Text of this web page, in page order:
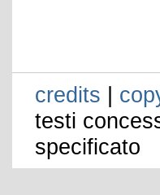
credits |
testi
specificato